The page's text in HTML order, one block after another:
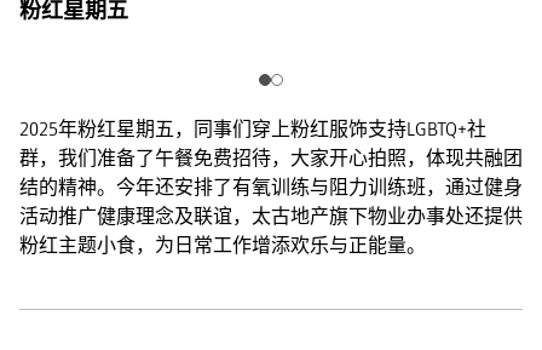
粉红星期五
2025年粉红星期五，同事们穿上粉红服饰支持LGBTQ+社
群，我们准备了午餐免费招待，大家开心拍照，体现共融团
结的精神。今年还安排了有氧训练与阻力训练班，通过健身
活动推广健康理念及联谊，太古地产旗下物业办事处还提供
粉红主题小食，为日常工作增添欢乐与正能量。